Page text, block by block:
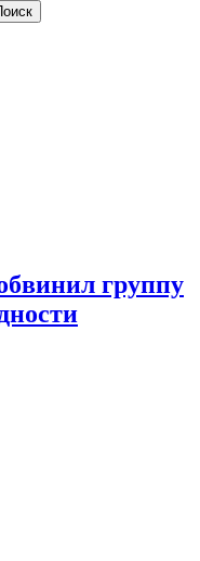
группу